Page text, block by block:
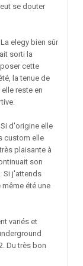
se douter
elegy bien sûr
sorti la
cette
la tenue de
reste en
d'origine elle
custom elle
plaisante à
son
Si j'attends
même été une
variés et
Du très bon